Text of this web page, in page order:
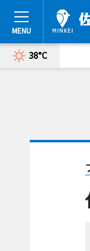
38°C